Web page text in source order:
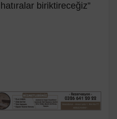
biriktireceğiz”